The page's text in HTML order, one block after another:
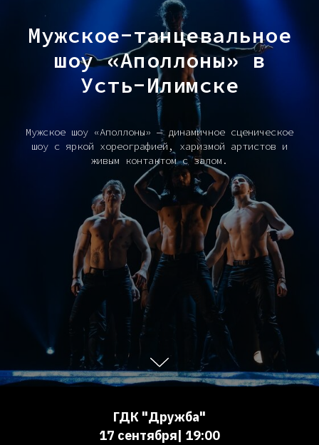
Мужское-танцевальное
шоу «Аполлоны» в
Усть-Илимске
Мужское шоу «Аполлоны» — динамичное сценическое
шоу с яркой хореографией, харизмой артистов и
живым контактом с залом.
ГДК "Дружба"
17 сентября| 19:00